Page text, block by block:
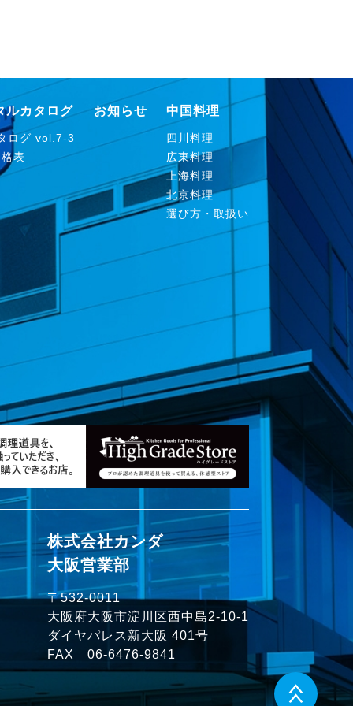
ルカタログ
ログ vol.7-3
表
お知らせ 中国料理
四川料理
広東料理
上海料理
北京料理
選び方・取扱い
株式会社カンダ
大阪営業部
〒532-0011
大阪府大阪市淀川区西中島2-10-1
ダイヤパレス新大阪 401号
FAX 06-6476-9841